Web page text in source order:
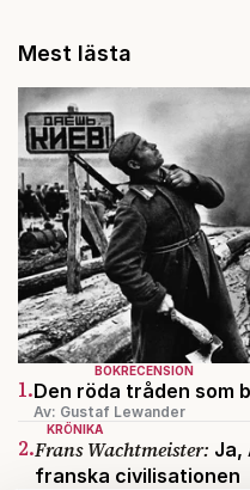
Mest lästa
BOKRECENSION
1.Den röda tråden som
Av: Gustaf Lewander
KRÖNIKA
2.Frans Wachtmeister: Ja,
franska civilisationen